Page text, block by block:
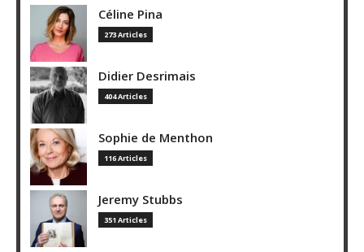
Céline Pina
273 Articles
Didier Desrimais
404 Articles
Sophie de Menthon
116 Articles
Jeremy Stubbs
351 Articles